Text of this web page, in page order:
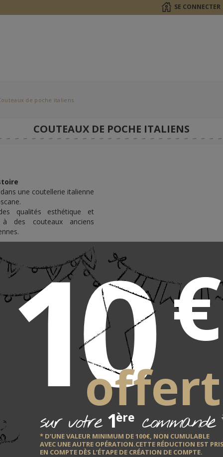
10 €
offert
sur votre1èrecommande
* D’UNE VALEUR MINIMUM DE 100€, NON CUMULABLE
AVEC UNE AUTRE OPÉRATION.CETTE RÉDUCTION EST
EN COMPTE DÈS L’ÉTAPE DE CRÉATION DE COMPTE.
SE CONNECTER
de poche italiens
COUTEAUX DE POCHE ITALIENS
une coutellerie italienne
qualités esthétique et
des couteaux anciens
reçu ses lettres de cité le 8
Depuis son origine, elle se
coupants ). Au XV° siècle,
profession, pour en fixer
Les premières traces de
XIX° siècle. Depuis cette
cette tradition, chacune
faire reconnu dans le
famille de couteliers de
un apprentissage auprès
l'a rejoint pour animer cette